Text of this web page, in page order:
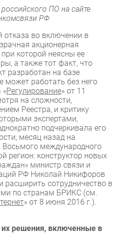
ПО на сайте
РФ
отказа во включении в
акционерная
которой неясны ее
а также тот факт, что
разработан на базе
может работать без него
«Регулирование» от 11
на сложности,
Реестра, и критику
экспертами,
подчеркивала его
месяц назад на
международного
регион: конструктор новых
министр связи и
РФ Николай Никифоров
расширить сотрудничество в
по странам БРИКС (см.
» от 8 июня 2016 г.).
решения, включенные в